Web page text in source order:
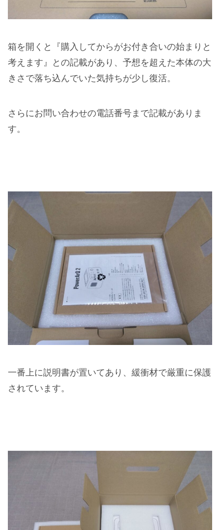
箱を開くと『購入してからがお付き合いの始まりと
考えます』との記載があり、予想を超えた本体の大
きさで落ち込んでいた気持ちが少し復活。
さらにお問い合わせの電話番号まで記載がありま
す。
一番上に説明書が置いてあり、緩衝材で厳重に保護
されています。